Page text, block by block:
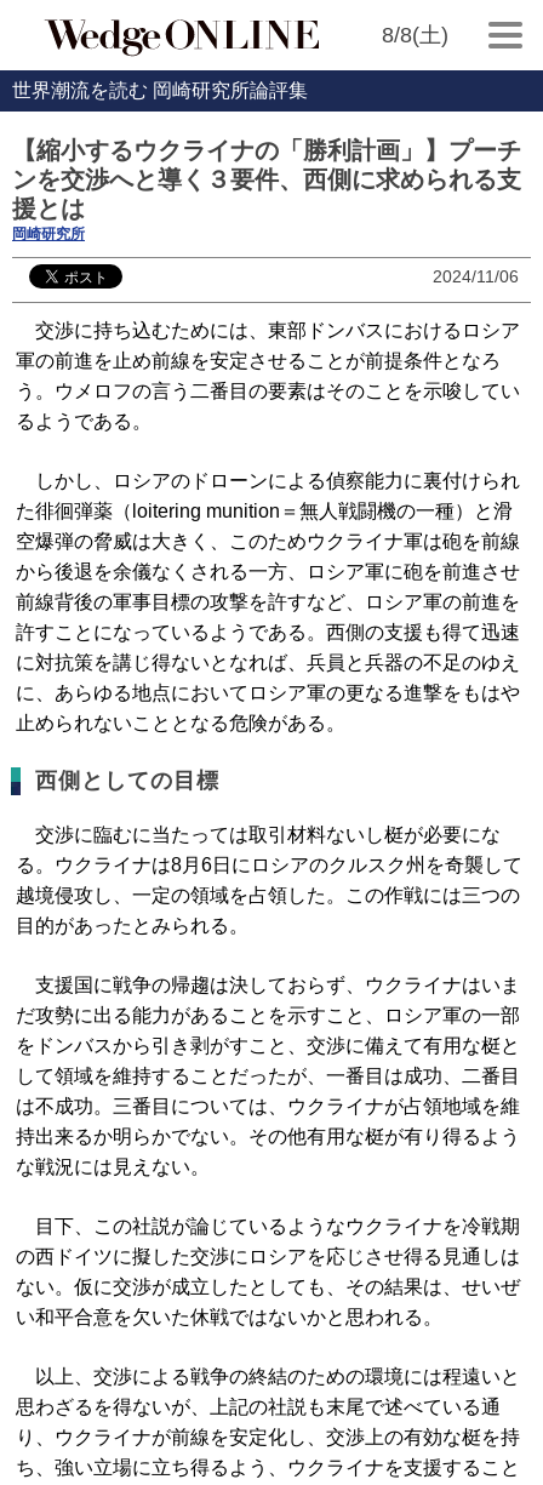
8/8(土)
世界潮流を読む 岡崎研究所論評集
【縮小するウクライナの「勝利計画」】プーチ
ンを交渉へと導く３要件、西側に求められる支
援とは
岡崎研究所
2024/11/06
交渉に持ち込むためには、東部ドンバスにおけるロシア
軍の前進を止め前線を安定させることが前提条件となろ
う。ウメロフの言う二番目の要素はそのことを示唆してい
るようである。
しかし、ロシアのドローンによる偵察能力に裏付けられ
た徘徊弾薬（loitering munition＝無人戦闘機の一種）と滑
空爆弾の脅威は大きく、このためウクライナ軍は砲を前線
から後退を余儀なくされる一方、ロシア軍に砲を前進させ
前線背後の軍事目標の攻撃を許すなど、ロシア軍の前進を
許すことになっているようである。西側の支援も得て迅速
に対抗策を講じ得ないとなれば、兵員と兵器の不足のゆえ
に、あらゆる地点においてロシア軍の更なる進撃をもはや
止められないこととなる危険がある。
西側としての目標
交渉に臨むに当たっては取引材料ないし梃が必要にな
る。ウクライナは8月6日にロシアのクルスク州を奇襲して
越境侵攻し、一定の領域を占領した。この作戦には三つの
目的があったとみられる。
支援国に戦争の帰趨は決しておらず、ウクライナはいま
だ攻勢に出る能力があることを示すこと、ロシア軍の一部
をドンバスから引き剥がすこと、交渉に備えて有用な梃と
して領域を維持することだったが、一番目は成功、二番目
は不成功。三番目については、ウクライナが占領地域を維
持出来るか明らかでない。その他有用な梃が有り得るよう
な戦況には見えない。
目下、この社説が論じているようなウクライナを冷戦期
の西ドイツに擬した交渉にロシアを応じさせ得る見通しは
ない。仮に交渉が成立したとしても、その結果は、せいぜ
い和平合意を欠いた休戦ではないかと思われる。
以上、交渉による戦争の終結のための環境には程遠いと
思わざるを得ないが、上記の社説も末尾で述べている通
り、ウクライナが前線を安定化し、交渉上の有効な梃を持
ち、強い立場に立ち得るよう、ウクライナを支援すること